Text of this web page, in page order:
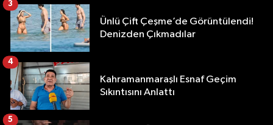
Ünlü Çift Çeşme’de Görüntülendi!
Denizden Çıkmadılar
3
Kahramanmaraşlı Esnaf Geçim
Sıkıntısını Anlattı
4
5